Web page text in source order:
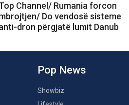
Channel/ Rumania forcon
Do vendosë sisteme
dron përgjatë lumit Danub
Pop News
Showbiz